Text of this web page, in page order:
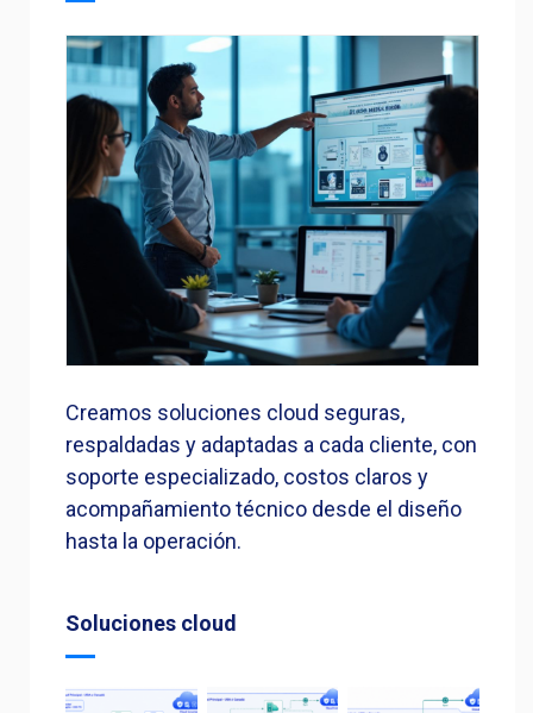
Creamos soluciones cloud seguras,
respaldadas y adaptadas a cada cliente, con
soporte especializado, costos claros y
acompañamiento técnico desde el diseño
hasta la operación.
Soluciones cloud